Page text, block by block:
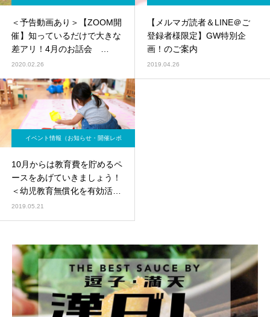
＜予告動画あり＞【ZOOM開
催】知っているだけで大きな
差アリ！4月のお話会
（４/27）「慌てないための
2020.02.26
【メルマガ読者＆LINE＠ご
登録者様限定】GW特別企
画！のご案内
2019.04.26
イベント情報（お知らせ・開催レポ
10月からは教育費を貯めるペ
ースをあげていきましょう！
＜幼児教育無償化を有効活用
＞
2019.05.21